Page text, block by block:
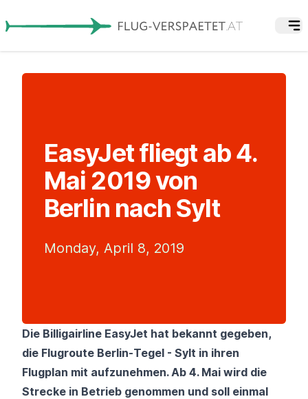
EasyJet fliegt ab 4.
Mai 2019 von
Berlin nach Sylt
Monday, April 8, 2019
Die Billigairline EasyJet hat bekannt gegeben,
die Flugroute Berlin-Tegel - Sylt in ihren
Flugplan mit aufzunehmen. Ab 4. Mai wird die
Strecke in Betrieb genommen und soll einmal